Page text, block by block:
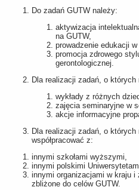
Do zadań GUTW należy:
aktywizacja
na GUTW,
prowadzenie edukacji
promocja zdrowego
gerontologicznej.
Dla realizacji zadań, o
wykłady z różnych
zajęcia seminaryjne w
akcje informacyjne
Dla realizacji zadań, o
współpracować z:
innymi szkołami wyższymi,
innymi polskimi
innymi organizacjami w kraju
zbliżone do celów GUTW.